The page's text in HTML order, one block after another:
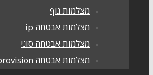
מצלמות גוף
מצלמות אבטחה ip
מצלמות אבטחה סוני
מצלמות אבטחה provision